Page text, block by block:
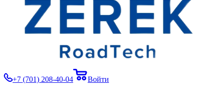
+7 (701) 208-40-04
Войти